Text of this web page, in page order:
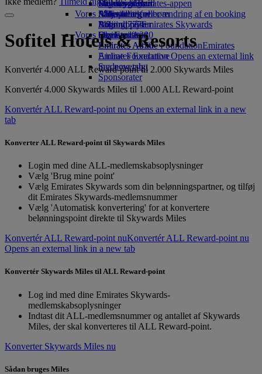
Drikkevarer
Vores flåde
Boeing 777
Emirates A380
Emirates A350
Emirates Executive
Sædeoversigt
Legetøj til børn
Aktiviteter for børn
Bæredygtighed
Miljøpolitik
Miljørapporter
Vores lokalsamfund
Emirates Airline FoundationEmirates
Airline Foundation Opens an external link
in a new tab
Sponsorater
Skywards Rail
Miles-beregner
Log ind på Emirates Skywards
Skywards+
Mobil og Emirates-appen
Afbestilling eller ændring af en booking
Afbrudt rejse
Om Emirates
Sofitel Hotels & Resorts
Konvertér 4.000 ALL Reward-point til 2.000 Skywards Miles
Konvertér 4.000 Skywards Miles til 1.000 ALL Reward-point
Konvertér ALL Reward-point nu Opens an external link in a new
tab
Konverter ALL Reward-point til Skywards Miles
Login med dine ALL-medlemskabsoplysninger
Vælg 'Brug mine point'
Vælg Emirates Skywards som din belønningspartner, og tilføj
dit Emirates Skywards-medlemsnummer
Vælg 'Automatisk konvertering' for at konvertere
belønningspoint direkte til Skywards Miles
Konvertér ALL Reward-point nuKonvertér ALL Reward-point nu
Opens an external link in a new tab
Konvertér Skywards Miles til ALL Reward-point
Log ind med dine Emirates Skywards-
medlemskabsoplysninger
Indtast dit ALL-medlemsnummer og antallet af Skywards
Miles, der skal konverteres til ALL Reward-point.
Konverter Skywards Miles nu
Sådan bruges Miles